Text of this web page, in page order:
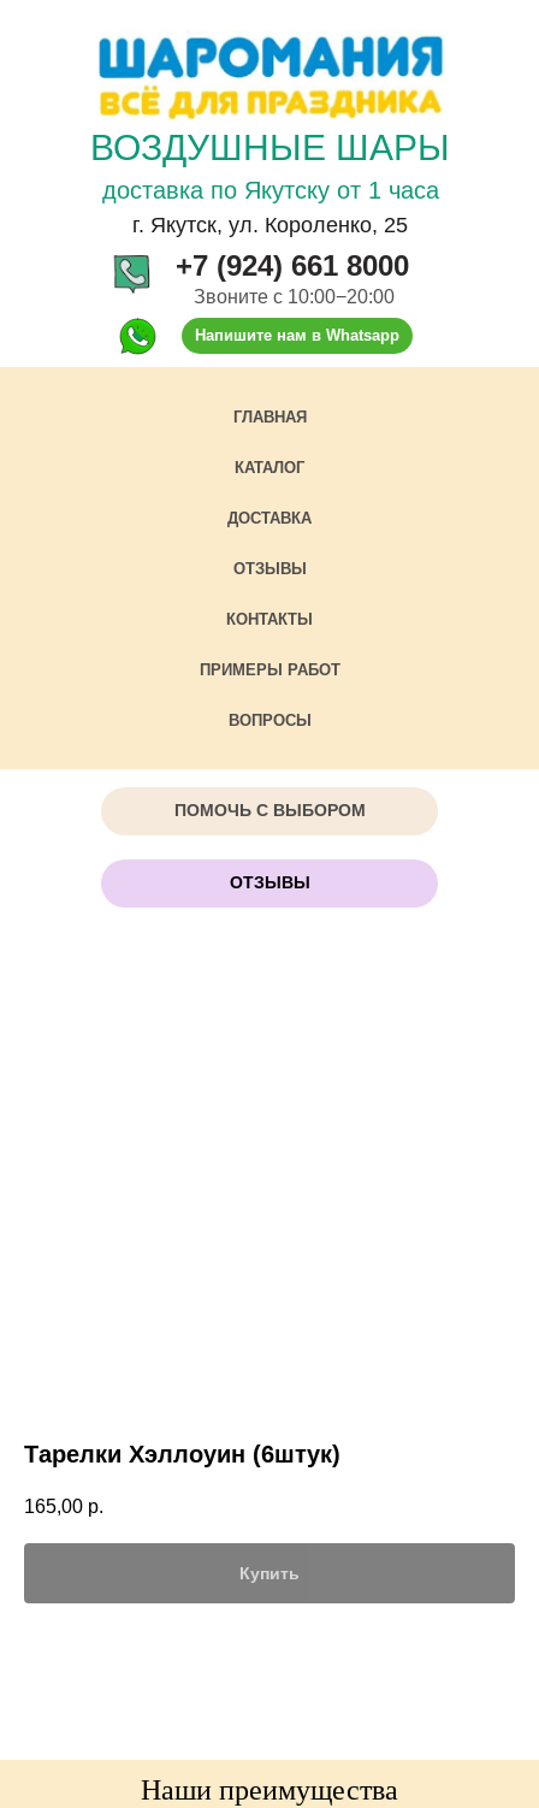
ВОЗДУШНЫЕ ШАРЫ
доставка по Якутску от 1 часа
г. Якутск, ул. Короленко, 25
+7 (924) 661 8000
Напишите нам в Whatsapp
Звоните с 10:00−20:00
ГЛАВНАЯ
КАТАЛОГ
ДОСТАВКА
ОТЗЫВЫ
КОНТАКТЫ
ПРИМЕРЫ РАБОТ
ВОПРОСЫ
ПОМОЧЬ С ВЫБОРОМ
ОТЗЫВЫ
Тарелки Хэллоуин (6штук)
165,00 р.
Купить
Наши преимущества